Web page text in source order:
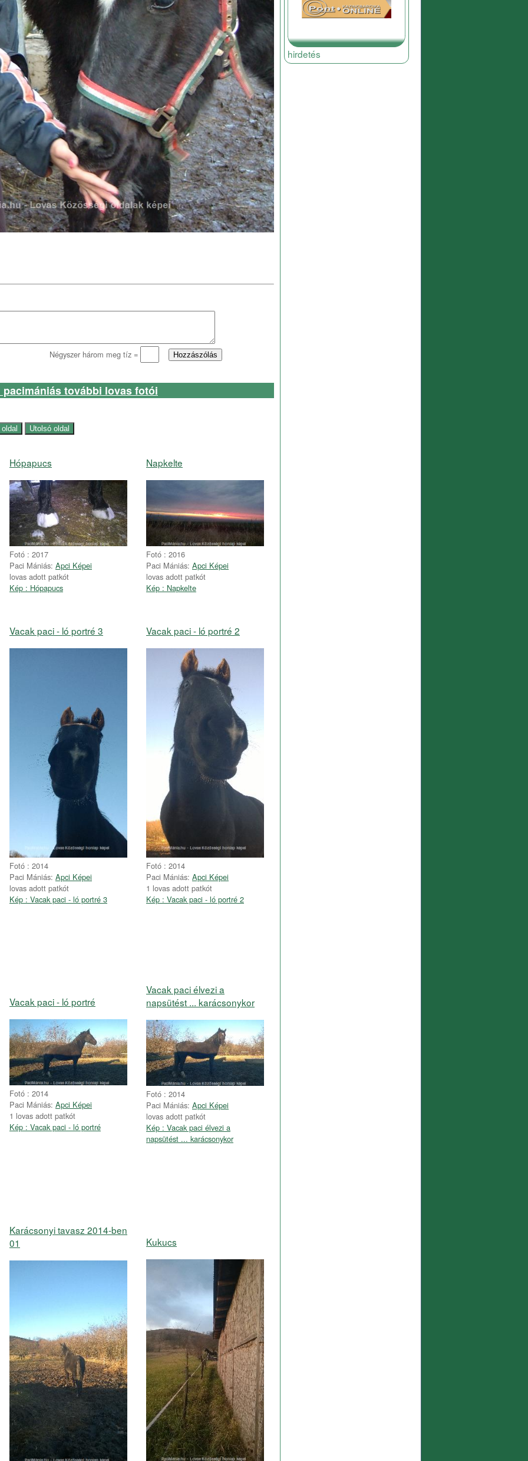
Négyszer három meg tíz =
pacimániás további lovas fotói
Hópapucs
Fotó : 2017
Paci Mániás: Apci Képei
lovas adott patkót
Kép : Hópapucs
Napkelte
Fotó : 2016
Paci Mániás: Apci Képei
lovas adott patkót
Kép : Napkelte
Vacak paci - ló portré 3
Fotó : 2014
Paci Mániás: Apci Képei
lovas adott patkót
Kép : Vacak paci - ló portré 3
Vacak paci - ló portré 2
Fotó : 2014
Paci Mániás: Apci Képei
1 lovas adott patkót
Kép : Vacak paci - ló portré 2
Vacak paci - ló portré
Fotó : 2014
Paci Mániás: Apci Képei
1 lovas adott patkót
Kép : Vacak paci - ló portré
Vacak paci élvezi a
napsütést ... karácsonykor
Fotó : 2014
Paci Mániás: Apci Képei
lovas adott patkót
Kép : Vacak paci élvezi a
napsütést ... karácsonykor
Karácsonyi tavasz 2014-ben
01
Kukucs
hirdetés